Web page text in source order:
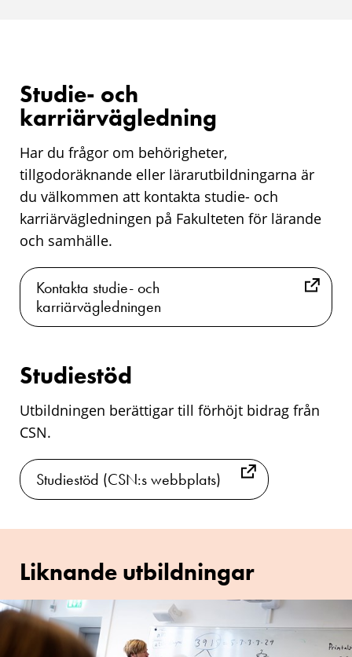
Studie- och
karriärvägledning
Har du frågor om behörigheter,
tillgodoräknande eller lärarutbildningarna är
du välkommen att kontakta studie- och
karriärvägledningen på Fakulteten för lärande
och samhälle.
Kontakta studie- och
karriärvägledningen
Studiestöd
Utbildningen berättigar till förhöjt bidrag från
CSN.
Studiestöd (CSN:s webbplats)
Liknande utbildningar